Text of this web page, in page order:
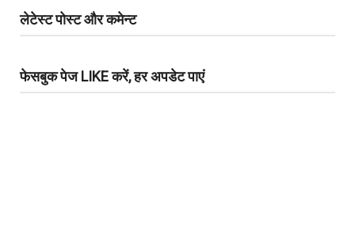
लेटेस्ट पोस्ट और कमेन्ट
फेसबुक पेज LIKE करें, हर अपडेट पाएं